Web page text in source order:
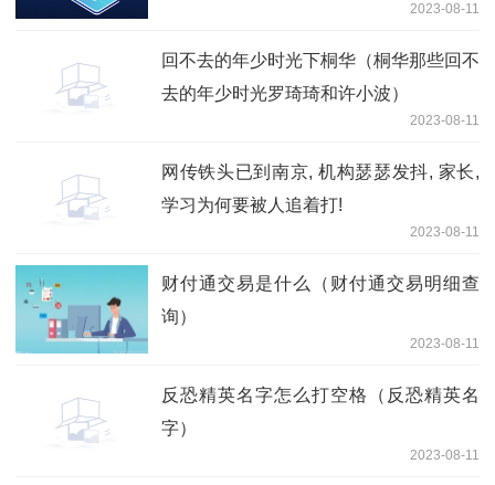
2023-08-11
回不去的年少时光下桐华（桐华那些回不
去的年少时光罗琦琦和许小波）
2023-08-11
网传铁头已到南京, 机构瑟瑟发抖, 家长,
学习为何要被人追着打!
2023-08-11
财付通交易是什么（财付通交易明细查
询）
2023-08-11
反恐精英名字怎么打空格（反恐精英名
字）
2023-08-11